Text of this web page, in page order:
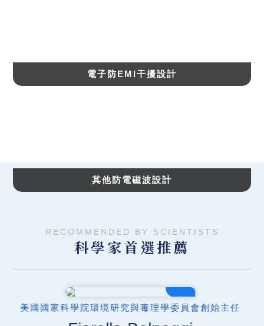
電子防EMI干擾設計
其他防電磁波設計
RECOMMENDED BY SCIENTISTS
科學家首選推薦
華盛頓大學教授